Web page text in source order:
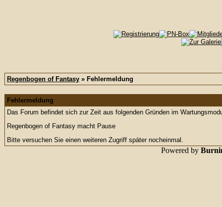
Regenbogen of Fantasy » Fehlermeldung
Fehlermeldung
Das Forum befindet sich zur Zeit aus folgenden Gründen im
Regenbogen of Fantasy macht Pause
Bitte versuchen Sie einen weiteren Zugriff später nocheinmal.
Powered by